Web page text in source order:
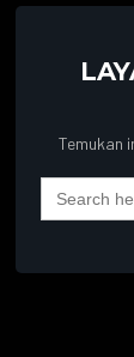
Temukan
Search
for: